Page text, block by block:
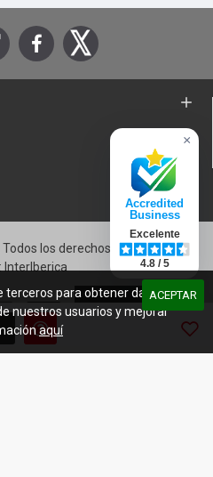
los derechos reservados
InterIberica
ACEPTAR
terceros para obtener datos
nuestros usuarios y mejorar
aquí
×
Accredited
Business
Excelente
4.8 / 5